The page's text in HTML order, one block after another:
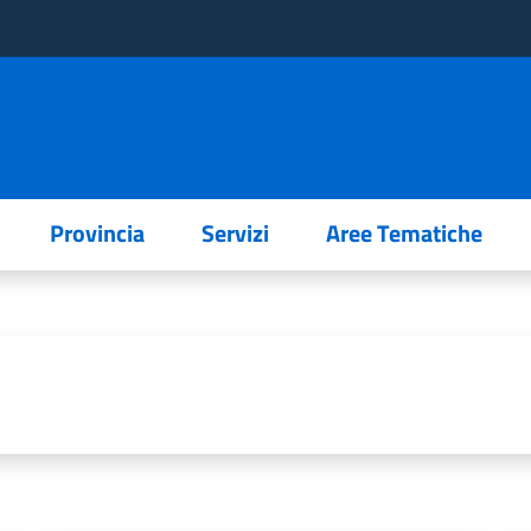
Provincia Servizi Aree Tematiche